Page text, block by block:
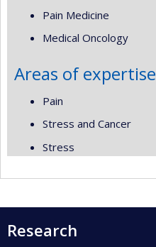
Pain Medicine
Medical Oncology
Areas of expertise
Pain
Stress and Cancer
Stress
Research